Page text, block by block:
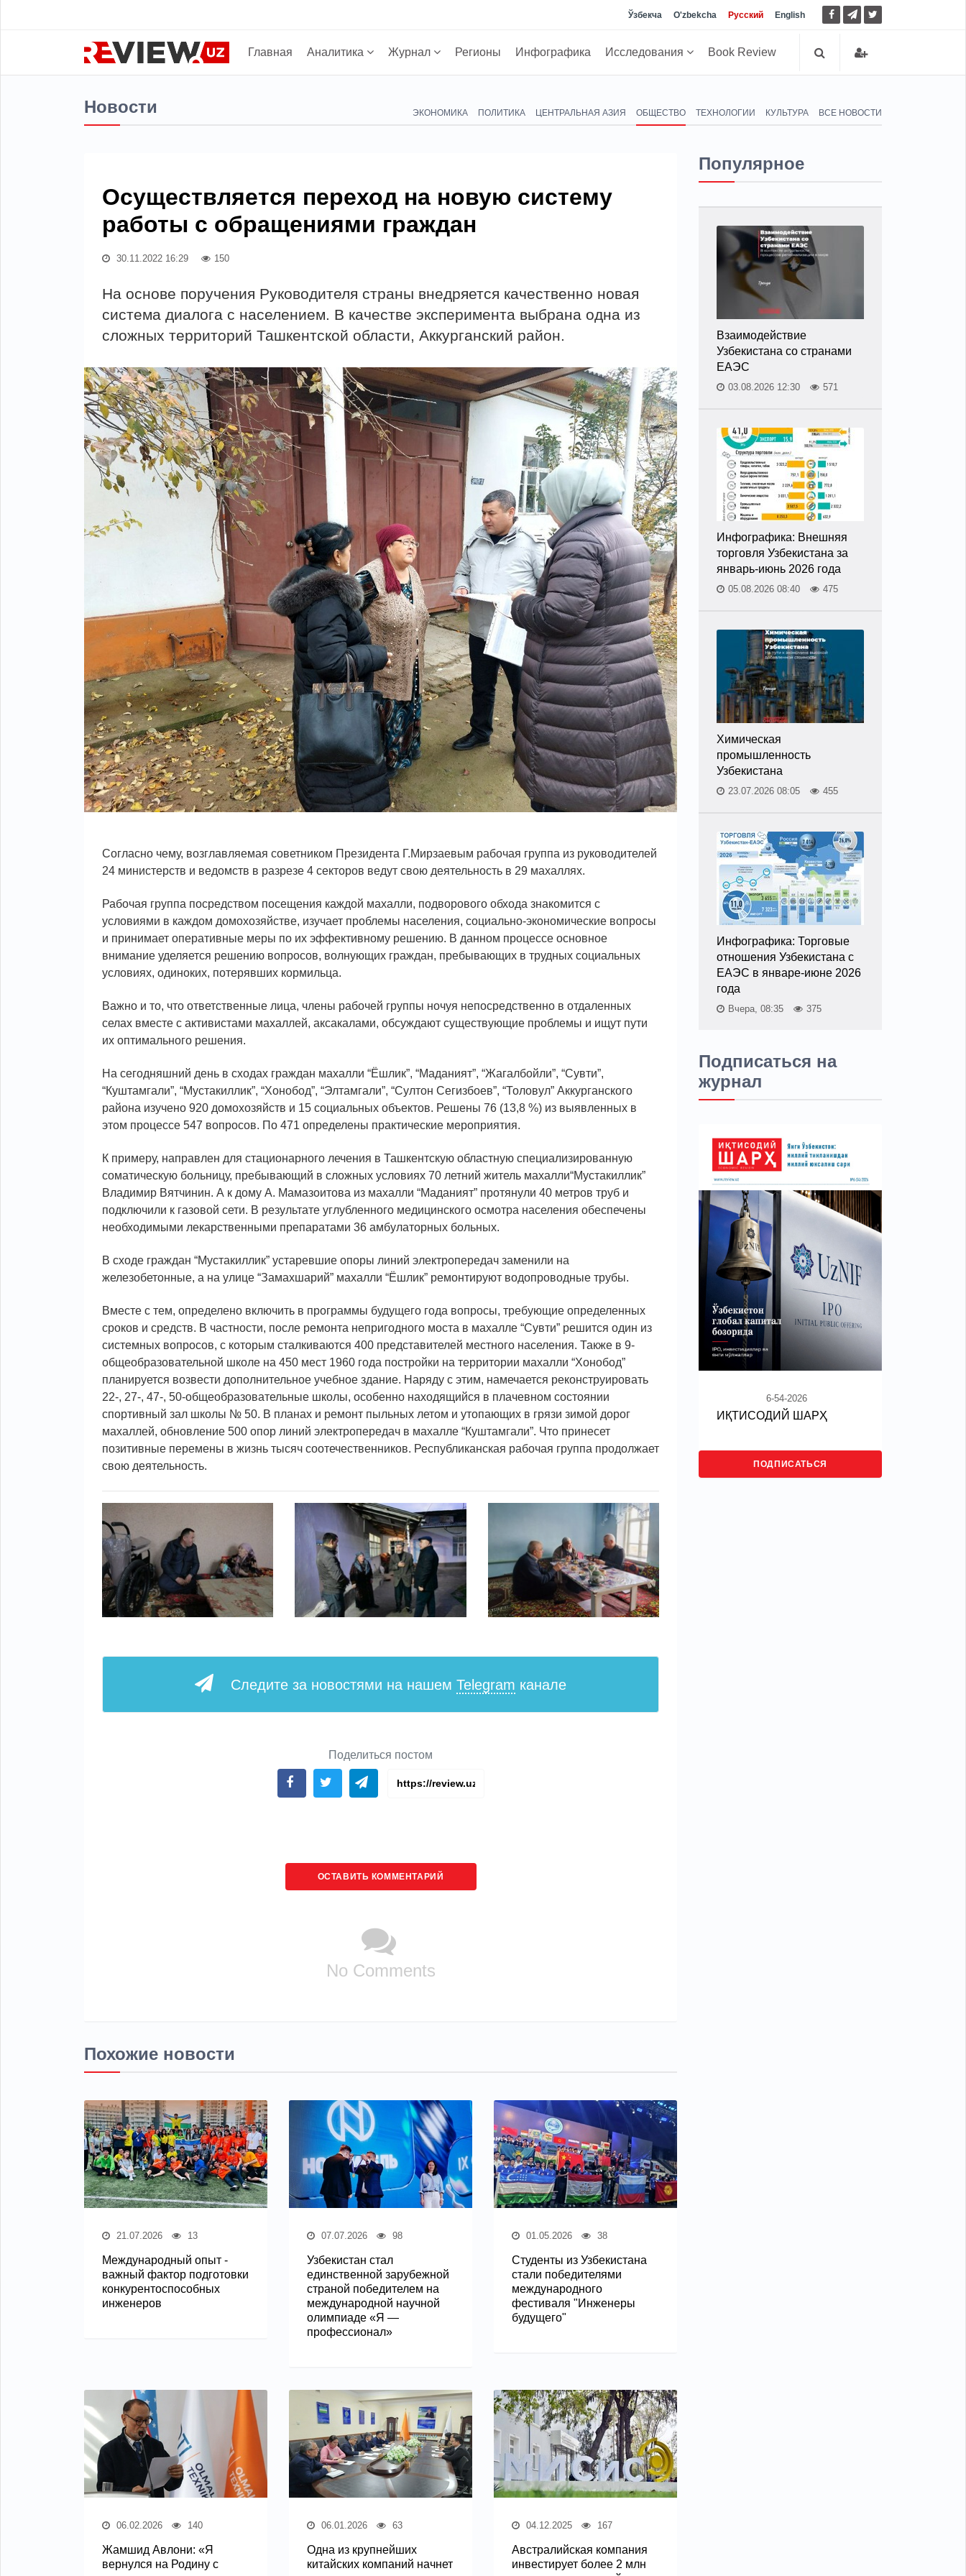
Ўзбекча O'zbekcha Русский English
Главная Аналитика Журнал Регионы Инфографика Исследования Book Review
Новости ЭКОНОМИКА ПОЛИТИКА ЦЕНТРАЛЬНАЯ АЗИЯ ОБЩЕСТВО ТЕХНОЛОГИИ КУЛЬТУРА ВСЕ НОВОСТИ
Осуществляется переход на новую систему
работы с обращениями граждан
30.11.2022 16:29 150
На основе поручения Руководителя страны внедряется качественно новая
система диалога с населением. В качестве эксперимента выбрана одна из
сложных территорий Ташкентской области, Аккурганский район.
Согласно чему, возглавляемая советником Президента Г.Мирзаевым рабочая группа из руководителей
24 министерств и ведомств в разрезе 4 секторов ведут свою деятельность в 29 махаллях.
Рабочая группа посредством посещения каждой махалли, подворового обхода знакомится с
условиями в каждом домохозяйстве, изучает проблемы населения, социально-экономические вопросы
и принимает оперативные меры по их эффективному решению. В данном процессе основное
внимание уделяется решению вопросов, волнующих граждан, пребывающих в трудных социальных
условиях, одиноких, потерявших кормильца.
Важно и то, что ответственные лица, члены рабочей группы ночуя непосредственно в отдаленных
селах вместе с активистами махаллей, аксакалами, обсуждают существующие проблемы и ищут пути
их оптимального решения.
На сегодняшний день в сходах граждан махалли “Ёшлик”, “Маданият”, “Жагалбойли”, “Сувти”,
“Куштамгали”, “Мустакиллик”, “Хонобод”, “Элтамгали”, “Султон Сегизбоев”, “Толовул” Аккурганского
района изучено 920 домохозяйств и 15 социальных объектов. Решены 76 (13,8 %) из выявленных в
этом процессе 547 вопросов. По 471 определены практические мероприятия.
К примеру, направлен для стационарного лечения в Ташкентскую областную специализированную
соматическую больницу, пребывающий в сложных условиях 70 летний житель махалли“Мустакиллик”
Владимир Вятчинин. А к дому А. Мамазоитова из махалли “Маданият” протянули 40 метров труб и
подключили к газовой сети. В результате углубленного медицинского осмотра населения обеспечены
необходимыми лекарственными препаратами 36 амбулаторных больных.
В сходе граждан “Мустакиллик” устаревшие опоры линий электропередач заменили на
железобетонные, а на улице “Замахшарий” махалли “Ёшлик” ремонтируют водопроводные трубы.
Вместе с тем, определено включить в программы будущего года вопросы, требующие определенных
сроков и средств. В частности, после ремонта непригодного моста в махалле “Сувти” решится один из
системных вопросов, с которым сталкиваются 400 представителей местного населения. Также в 9-
общеобразовательной школе на 450 мест 1960 года постройки на территории махалли “Хонобод”
планируется возвести дополнительное учебное здание. Наряду с этим, намечается реконструировать
22-, 27-, 47-, 50-общеобразовательные школы, особенно находящийся в плачевном состоянии
спортивный зал школы № 50. В планах и ремонт пыльных летом и утопающих в грязи зимой дорог
махаллей, обновление 500 опор линий электропередач в махалле “Куштамгали”. Что принесет
позитивные перемены в жизнь тысяч соотечественников. Республиканская рабочая группа продолжает
свою деятельность.
Следите за новостями на нашем Telegram канале
Поделиться постом
ОСТАВИТЬ КОММЕНТАРИЙ
No Comments
Похожие новости
21.07.2026 13
Международный опыт -
важный фактор подготовки
конкурентоспособных
инженеров
07.07.2026 98
Узбекистан стал
единственной зарубежной
страной победителем на
международной научной
олимпиаде «Я —
профессионал»
01.05.2026 38
Студенты из Узбекистана
стали победителями
международного
фестиваля "Инженеры
будущего"
06.02.2026 140
Жамшид Авлони: «Я
вернулся на Родину с
06.01.2026 63
Одна из крупнейших
китайских компаний начнет
04.12.2025 167
Австралийская компания
инвестирует более 2 млн
Популярное
Взаимодействие
Узбекистана со странами
ЕАЭС
03.08.2026 12:30 571
Инфографика: Внешняя
торговля Узбекистана за
январь-июнь 2026 года
05.08.2026 08:40 475
Химическая
промышленность
Узбекистана
23.07.2026 08:05 455
Инфографика: Торговые
отношения Узбекистана с
ЕАЭС в январе-июне 2026
года
Вчера, 08:35 375
Подписаться на
журнал
6-54-2026
ИҚТИСОДИЙ ШАРҲ
ПОДПИСАТЬСЯ